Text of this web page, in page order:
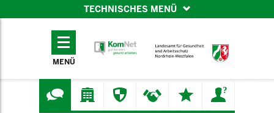
TECHNISCHES MENÜ
TECHNISCHES
MENÜ